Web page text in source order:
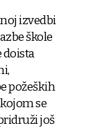
izvedbi
škole
doista
požeških
se
još